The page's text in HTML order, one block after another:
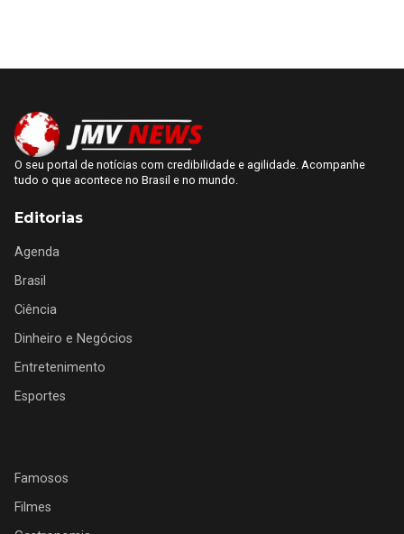
O seu portal de notícias com credibilidade e agilidade. Acompanhe
tudo o que acontece no Brasil e no mundo.
Editorias
Agenda
Brasil
Ciência
Dinheiro e Negócios
Entretenimento
Esportes
Famosos
Filmes